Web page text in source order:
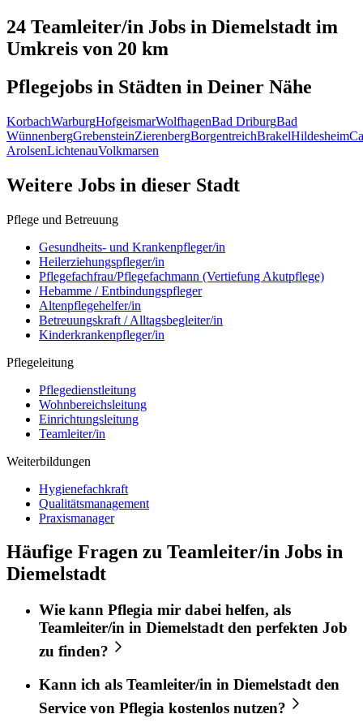
24 Teamleiter/in Jobs in Diemelstadt im
Umkreis von 20 km
Pflegejobs in Städten in Deiner Nähe
KorbachWarburgHofgeismarWolfhagenBad DriburgBad
WünnenbergGrebensteinZierenbergBorgentreichBrakelHildesheim
ArolsenLichtenauVolkmarsen
Weitere Jobs in dieser Stadt
Pflege und Betreuung
Gesundheits- und Krankenpfleger/in
Heilerziehungspfleger/in
Pflegefachfrau/Pflegefachmann (Vertiefung Akutpflege)
Hebamme / Entbindungspfleger
Altenpflegehelfer/in
Betreuungskraft / Alltagsbegleiter/in
Kinderkrankenpfleger/in
Pflegeleitung
Pflegedienstleitung
Wohnbereichsleitung
Einrichtungsleitung
Teamleiter/in
Weiterbildungen
Hygienefachkraft
Qualitätsmanagement
Praxismanager
Häufige Fragen zu Teamleiter/in Jobs in
Diemelstadt
Wie kann Pflegia mir dabei helfen, als
Teamleiter/in in Diemelstadtden perfekten Job
zu finden?
Kann ich als Teamleiter/in in Diemelstadt den
Service von Pflegia kostenlos nutzen?